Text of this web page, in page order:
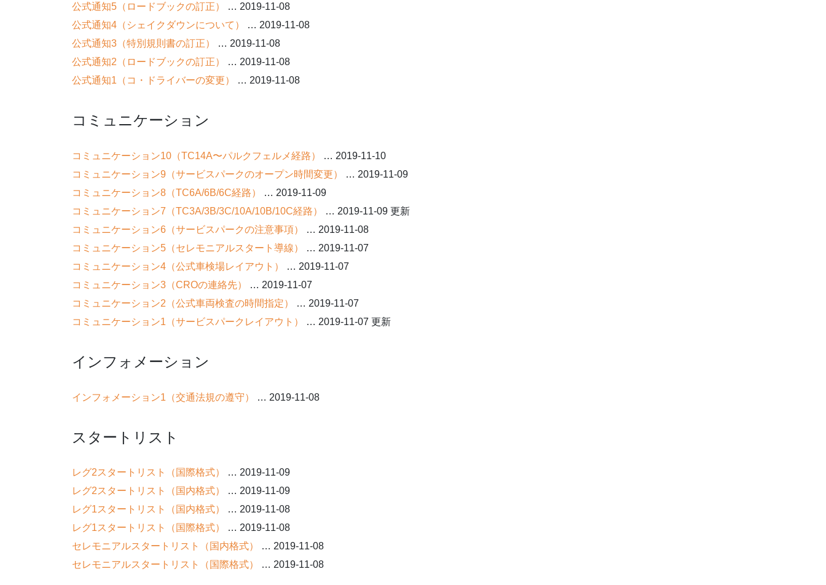
公式通知5（ロードブックの訂正）
… 2019-11-08
公式通知4（シェイクダウンについて）
… 2019-11-08
公式通知3（特別規則書の訂正）
… 2019-11-08
公式通知2（ロードブックの訂正）
… 2019-11-08
公式通知1（コ・ドライバーの変更）
… 2019-11-08
コミュニケーション
コミュニケーション10（TC14A〜パルクフェルメ経路）
… 2019-11-10
コミュニケーション9（サービスパークのオープン時間変更）
… 2019-11-09
コミュニケーション8（TC6A/6B/6C経路）
… 2019-11-09
コミュニケーション7（TC3A/3B/3C/10A/10B/10C経路）
… 2019-11-09 更新
コミュニケーション6（サービスパークの注意事項）
… 2019-11-08
コミュニケーション5（セレモニアルスタート導線）
… 2019-11-07
コミュニケーション4（公式車検場レイアウト）
… 2019-11-07
コミュニケーション3（CROの連絡先）
… 2019-11-07
コミュニケーション2（公式車両検査の時間指定）
… 2019-11-07
コミュニケーション1（サービスパークレイアウト）
… 2019-11-07 更新
インフォメーション
インフォメーション1（交通法規の遵守） … 2019-11-08
スタートリスト
レグ2スタートリスト（国際格式）
… 2019-11-09
レグ2スタートリスト（国内格式）
… 2019-11-09
レグ1スタートリスト（国内格式）
… 2019-11-08
レグ1スタートリスト（国際格式）
… 2019-11-08
セレモニアルスタートリスト（国内格式）
… 2019-11-08
セレモニアルスタートリスト（国際格式）
… 2019-11-08